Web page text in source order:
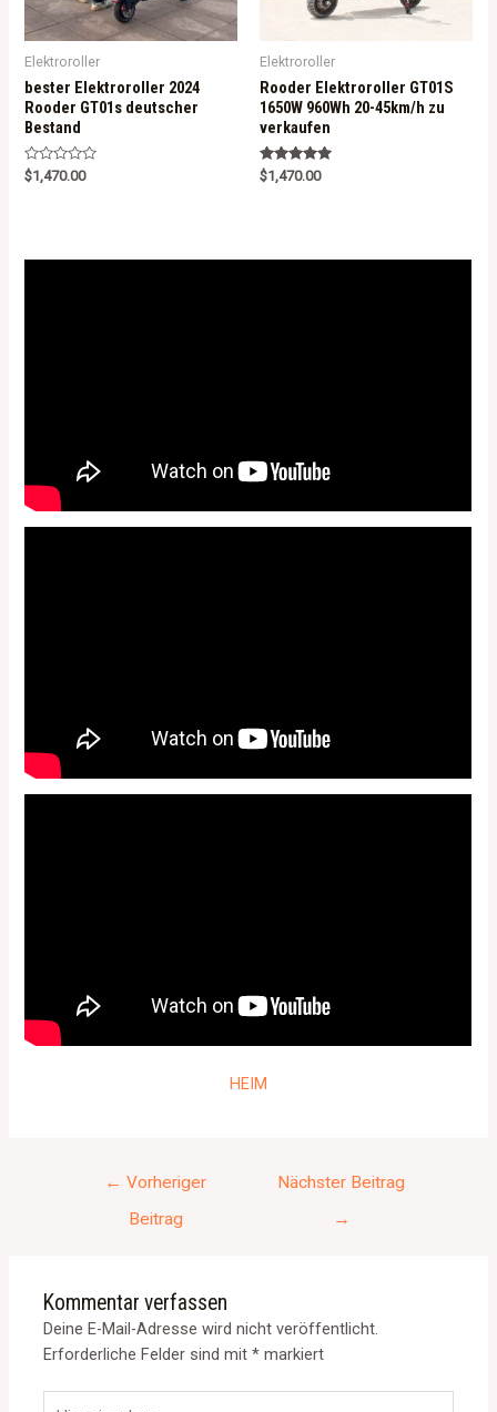
Elektroroller
bester Elektroroller 2024
Rooder GT01s deutscher
Bestand
R
a
$1,470.00
Elektroroller
Rooder Elektroroller GT01S
1650W 960Wh 20-45km/h zu
verkaufen
Rated
5.00
$1,470.00
HEIM
← Vorheriger
Beitrag
Nächster Beitrag
→
Kommentar verfassen
Deine E-Mail-Adresse wird nicht veröffentlicht.
Erforderliche Felder sind mit* markiert